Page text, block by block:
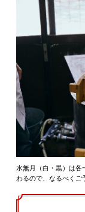
水無月（白・黒）は各
わるので、なるべくご